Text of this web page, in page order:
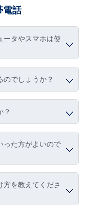
電話
ータやスマホは使
のでしょうか？
？
った方がよいので
方を教えてくださ